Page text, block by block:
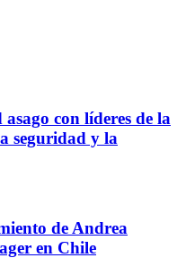
con líderes de la
seguridad y la
de Andrea
en Chile